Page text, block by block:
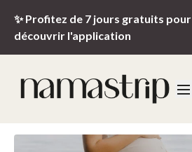
✨ Profitez de 7 jours gratuits pour
découvrir l'application